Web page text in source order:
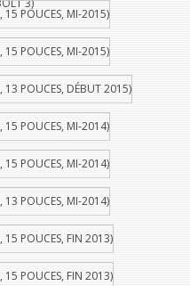
15 POUCES, MI-2015)
15 POUCES, MI-2015)
13 POUCES, DÉBUT 2015)
15 POUCES, MI-2014)
15 POUCES, MI-2014)
13 POUCES, MI-2014)
15 POUCES, FIN 2013)
15 POUCES, FIN 2013)